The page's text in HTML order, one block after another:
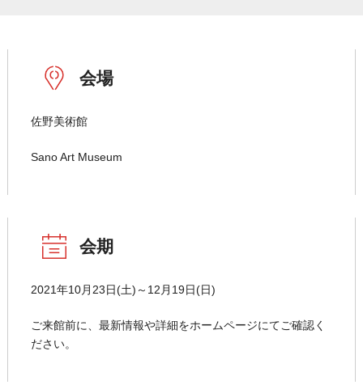
会場
佐野美術館
Sano Art Museum
会期
2021年10月23日(土)～12月19日(日)
ご来館前に、最新情報や詳細をホームページにてご確認く
ださい。